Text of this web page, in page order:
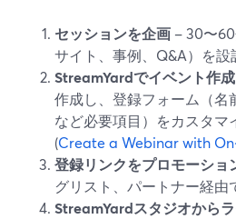
セッションを企画 – 30〜
サイト、事例、Q&A）を設
StreamYardでイベント作成
作成し、登録フォーム（名
など必要項目）をカスタマ
(Create a Webinar with
登録リンクをプロモーショ
グリスト、パートナー経由
StreamYardスタジオから